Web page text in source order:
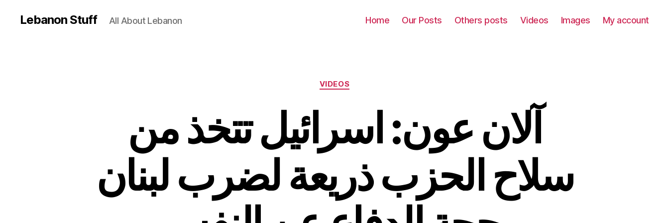
Lebanon Stuff All About Lebanon Home Our Posts Others posts Videos Images My account
Categories
VIDEOS
آلان عون: اسرائيل تتخذ من
سلاح الحزب ذريعة لضرب لبنان